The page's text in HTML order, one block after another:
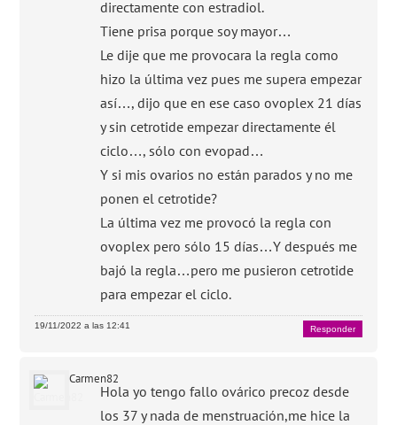
directamente con estradiol.
Tiene prisa porque soy mayor…
Le dije que me provocara la regla como
hizo la última vez pues me supera empezar
así…, dijo que en ese caso ovoplex 21 días
y sin cetrotide empezar directamente él
ciclo…, sólo con evopad…
Y si mis ovarios no están parados y no me
ponen el cetrotide?
La última vez me provocó la regla con
ovoplex pero sólo 15 días…Y después me
bajó la regla…pero me pusieron cetrotide
para empezar el ciclo.
19/11/2022 a las 12:41 Responder
Carmen82
Hola yo tengo fallo ovárico precoz desde
los 37 y nada de menstruación,me hice la